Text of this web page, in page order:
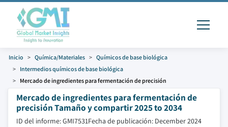
Inicio Química/Materiales
Químicos de base biológica
Intermedios químicos de base biológica
Mercado de ingredientes para fermentación de precisión
Mercado de ingredientes para fermentación de
precisión Tamaño y compartir 2025 to 2034
ID del informe: GMI7531Fecha de publicación: December 2024